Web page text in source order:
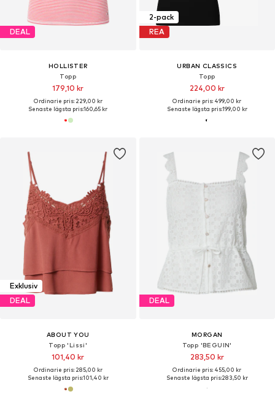
DEAL
HOLLISTER
Topp
179,10 kr
Ordinarie pris: 229,00 kr
Senaste lägsta pris:160,65 kr
2-pack
REA
URBAN CLASSICS
Topp
224,00 kr
Ordinarie pris: 499,00 kr
Senaste lägsta pris:199,00 kr
Exklusiv
DEAL
ABOUT YOU
Topp 'Lissi'
101,40 kr
Ordinarie pris: 285,00 kr
Senaste lägsta pris:101,40 kr
DEAL
MORGAN
Topp 'BEGUIN'
283,50 kr
Ordinarie pris: 455,00 kr
Senaste lägsta pris:283,50 kr